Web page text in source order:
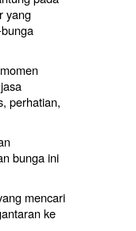
yang
perhatian,
bunga ini
mencari
ke